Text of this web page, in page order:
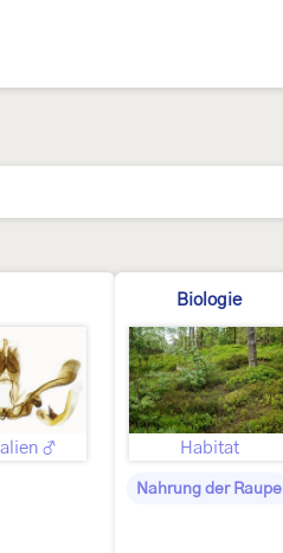
♂
Biologie
Habitat
Nahrung der Raupe